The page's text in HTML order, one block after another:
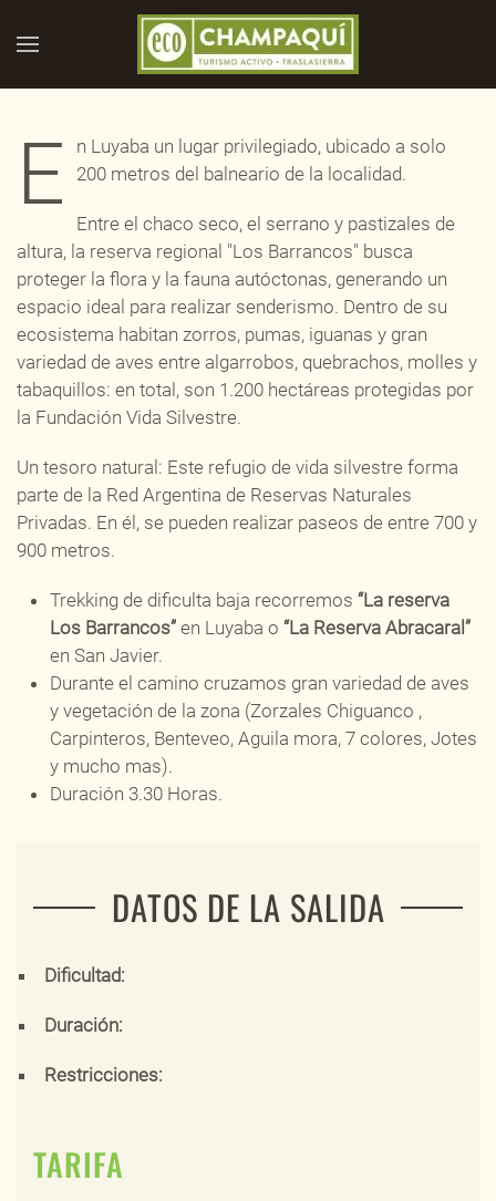
Skip to main content
E
n Luyaba un lugar privilegiado, ubicado a solo
200 metros del balneario de la localidad.
Entre el chaco seco, el serrano y pastizales de
altura, la reserva regional "Los Barrancos" busca
proteger la flora y la fauna autóctonas, generando un
espacio ideal para realizar senderismo. Dentro de su
ecosistema habitan zorros, pumas, iguanas y gran
variedad de aves entre algarrobos, quebrachos, molles y
tabaquillos: en total, son 1.200 hectáreas protegidas por
la Fundación Vida Silvestre.
Un tesoro natural: Este refugio de vida silvestre forma
parte de la Red Argentina de Reservas Naturales
Privadas. En él, se pueden realizar paseos de entre 700 y
900 metros.
Trekking de dificulta baja recorremos “La reserva
Los Barrancos” en Luyaba o “La Reserva Abracaral”
en San Javier.
Durante el camino cruzamos gran variedad de aves
y vegetación de la zona (Zorzales Chiguanco ,
Carpinteros, Benteveo, Aguila mora, 7 colores, Jotes
y mucho mas).
Duración 3.30 Horas.
DATOS DE LA SALIDA
Dificultad:
Duración:
Restricciones:
TARIFA